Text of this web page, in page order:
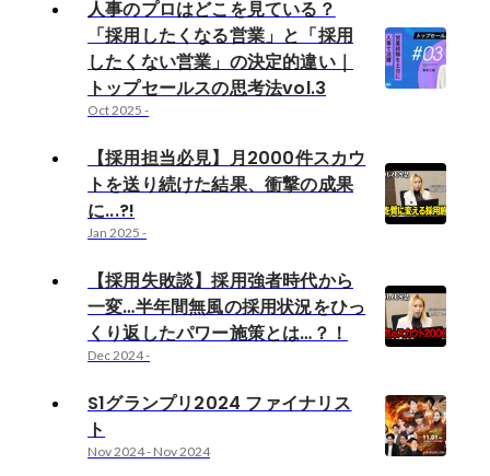
人事のプロはどこを見ている？
「採用したくなる営業」と「採用
したくない営業」の決定的違い｜
トップセールスの思考法vol.3
Oct 2025 -
【採用担当必見】月2000件スカウ
トを送り続けた結果、衝撃の成果
に...?!
Jan 2025 -
【採用失敗談】採用強者時代から
一変…半年間無風の採用状況をひっ
くり返したパワー施策とは…？！
Dec 2024-
S1グランプリ2024 ファイナリス
ト
Nov 2024- Nov 2024